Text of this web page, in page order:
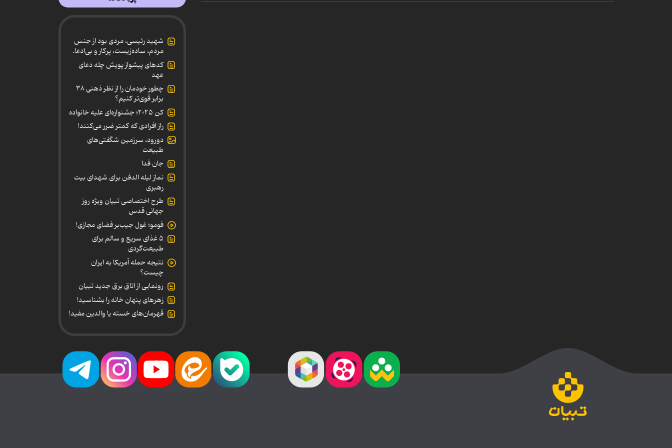
شهید رئیسی، مردی بود از جنس
مردم، ساده‌زیست، پرکار و بی‌ادعا.
کدهای پیشواز پویش چله دعای
عهد
چطور خودمان را از نظر ذهنی ۳۸
برابر قوی‌تر کنیم؟
کن ۲۰۲۵؛ جشنواره‌ای علیه خانواده
راز افرادی که کمتر ضرر می‌کنند!
دورود، سرزمین شگفتی‌های
طبیعت
جان فدا
نماز لیله الدفن برای شهدای بیت
رهبری
طرح اختصاصی تبیان ویژه روز
جهانی قدس
فومو؛ غول جیب‌بر فضای مجازی!
۵ غذای سریع و سالم برای
طبیعت‌گردی
نتیجه حمله آمریکا به ایران
چیست؟
رونمایی از اتاق برق جدید تبیان
زهرهای پنهان خانه را بشناسید!
قهرمان‌های خسته یا والدین مفید!